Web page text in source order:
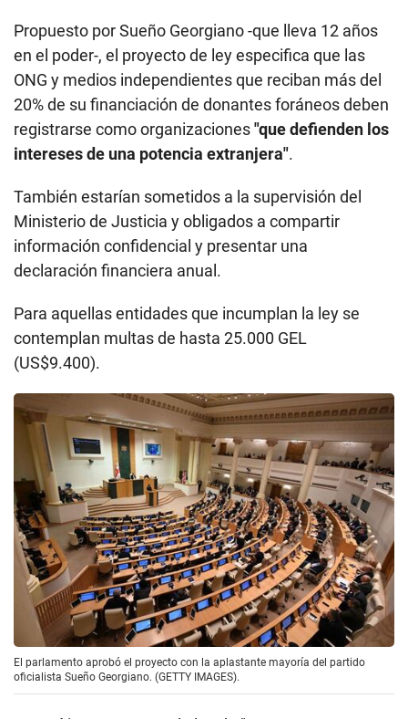
Propuesto por Sueño Georgiano -que lleva 12 años
en el poder-, el proyecto de ley especifica que las
ONG y medios independientes que reciban más del
20% de su financiación de donantes foráneos deben
registrarse como organizaciones"que defienden los
intereses de una potencia extranjera".
También estarían sometidos a la supervisión del
Ministerio de Justicia y obligados a compartir
información confidencial y presentar una
declaración financiera anual.
Para aquellas entidades que incumplan la ley se
contemplan multas de hasta 25.000 GEL
(US$9.400).
El parlamento aprobó el proyecto con la aplastante mayoría del partido
oficialista Sueño Georgiano. (GETTY IMAGES).